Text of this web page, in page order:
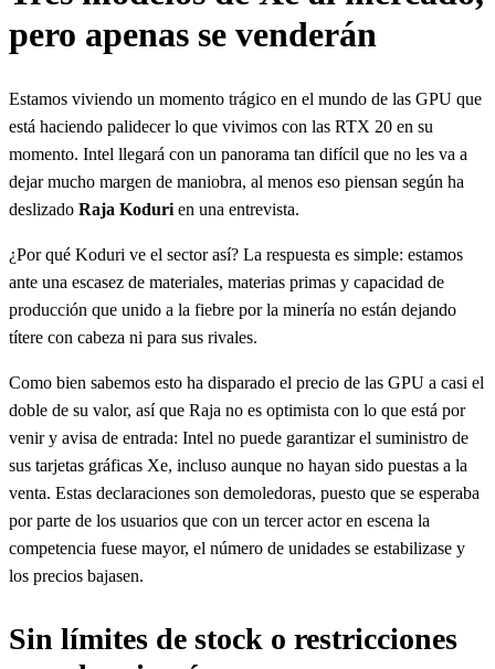
pero apenas se venderán
Estamos viviendo un momento trágico en el mundo de las GPU que
está haciendo palidecer lo que vivimos con las RTX 20 en su
momento. Intel llegará con un panorama tan difícil que no les va a
dejar mucho margen de maniobra, al menos eso piensan según ha
deslizado Raja Koduri en una entrevista.
¿Por qué Koduri ve el sector así? La respuesta es simple: estamos
ante una escasez de materiales, materias primas y capacidad de
producción que unido a la fiebre por la minería no están dejando
títere con cabeza ni para sus rivales.
Como bien sabemos esto ha disparado el precio de las GPU a casi el
doble de su valor, así que Raja no es optimista con lo que está por
venir y avisa de entrada: Intel no puede garantizar el suministro de
sus tarjetas gráficas Xe, incluso aunque no hayan sido puestas a la
venta. Estas declaraciones son demoledoras, puesto que se esperaba
por parte de los usuarios que con un tercer actor en escena la
competencia fuese mayor, el número de unidades se estabilizase y
los precios bajasen.
Sin límites de stock o restricciones